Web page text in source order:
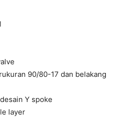
90/80-17 dan belakang
Y spoke
layer